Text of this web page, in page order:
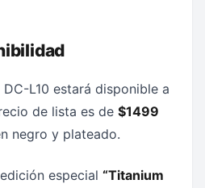
L10 estará disponible a
de lista es de $1499
negro y plateado.
especial “Titanium